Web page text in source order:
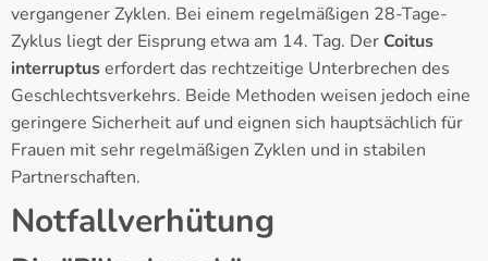
vergangener Zyklen. Bei einem regelmäßigen 28-Tage-
Zyklus liegt der Eisprung etwa am 14. Tag. Der Coitus
interruptuserfordert das rechtzeitige Unterbrechen des
Geschlechtsverkehrs. Beide Methoden weisen jedoch eine
geringere Sicherheit auf und eignen sich hauptsächlich für
Frauen mit sehr regelmäßigen Zyklen und in stabilen
Partnerschaften.
Notfallverhütung